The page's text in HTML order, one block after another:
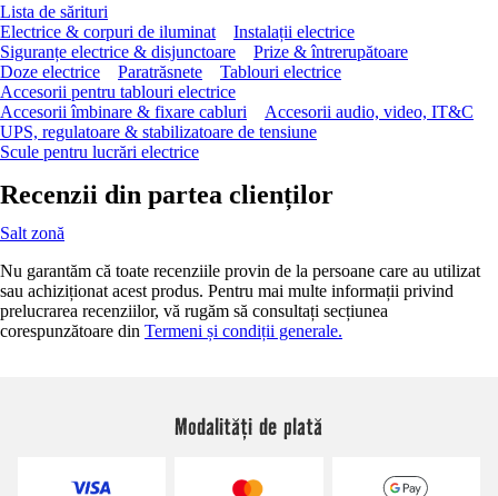
Lista de sărituri
Electrice & corpuri de iluminat
Instalații electrice
Siguranțe electrice & disjunctoare
Prize & întrerupătoare
Doze electrice
Paratrăsnete
Tablouri electrice
Accesorii pentru tablouri electrice
Accesorii îmbinare & fixare cabluri
Accesorii audio, video, IT&C
UPS, regulatoare & stabilizatoare de tensiune
Scule pentru lucrări electrice
Recenzii din partea clienților
Salt zonă
Nu garantăm că toate recenziile provin de la persoane care au utilizat
sau achiziționat acest produs. Pentru mai multe informații privind
prelucrarea recenziilor, vă rugăm să consultați secțiunea
corespunzătoare din Termeni și condiții generale.
Modalități de plată